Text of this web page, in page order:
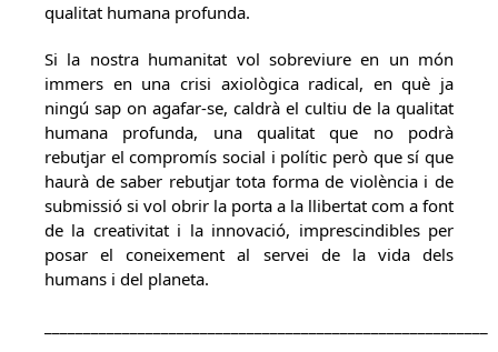
qualitat humana profunda.
Si la nostra humanitat vol sobreviure en un món
immers en una crisi axiològica radical, en què ja
ningú sap on agafar-se, caldrà el cultiu de la qualitat
humana profunda, una qualitat que no podrà
rebutjar el compromís social i polític però que sí que
haurà de saber rebutjar tota forma de violència i de
submissió si vol obrir la porta a la llibertat com a font
de la creativitat i la innovació, imprescindibles per
posar el coneixement al servei de la vida dels
humans i del planeta.